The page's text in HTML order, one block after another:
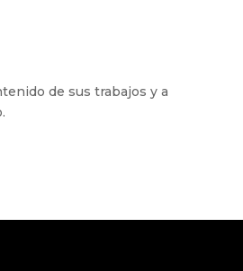
de sus trabajos y a